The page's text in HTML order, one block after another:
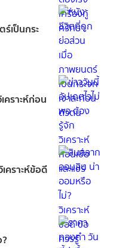
เป็นกระ
คราะห์ก่อน
คราะห์ข้อดี